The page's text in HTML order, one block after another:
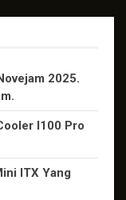
2025.
I100 Pro
ITX Yang